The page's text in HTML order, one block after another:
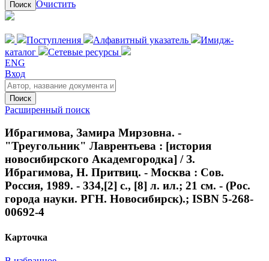
Поиск Очистить
Поступления Алфавитный указатель
Имидж-
каталог
Сетевые ресурсы
ENG
Вход
Поиск
Расширенный поиск
Ибрагимова, Замира Мирзовна. -
"Треугольник" Лаврентьева : [история
новосибирского Академгородка] / З.
Ибрагимова, Н. Притвиц. - Москва : Сов.
Россия, 1989. - 334,[2] с., [8] л. ил.; 21 см. - (Рос.
города науки. РГН. Новосибирск).; ISBN 5-268-
00692-4
Карточка